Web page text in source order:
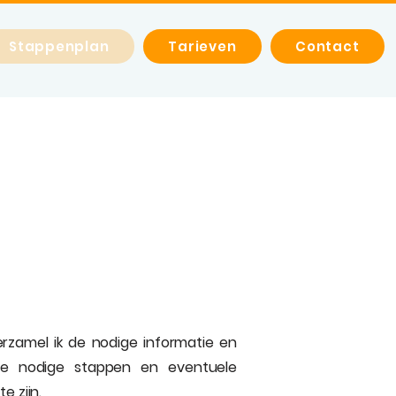
Stappenplan Tarieven Contact
ik de nodige informatie en
nodige stappen en eventuele